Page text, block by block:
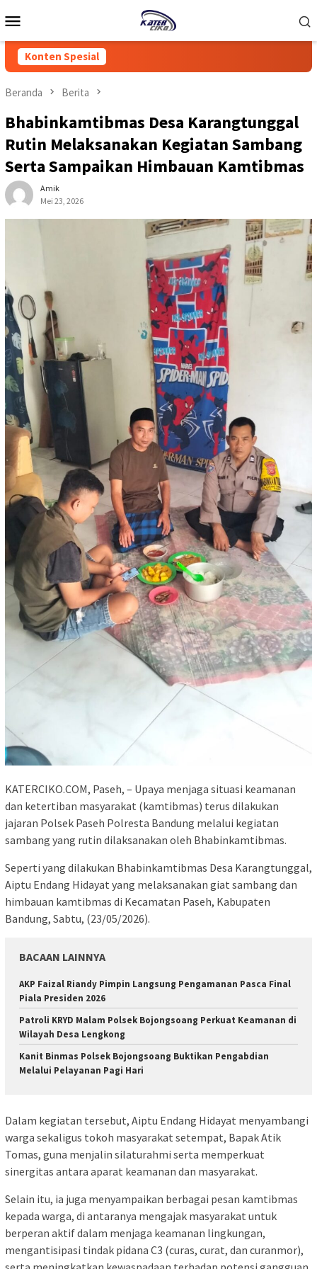
ke
Mobile
Konten Spesial
Beranda Berita
Bhabinkamtibmas Desa Karangtunggal
Rutin Melaksanakan Kegiatan Sambang
Serta Sampaikan Himbauan Kamtibmas
Amik
Mei 23, 2026
KATERCIKO.COM, Paseh, – Upaya menjaga situasi keamanan
dan ketertiban masyarakat (kamtibmas) terus dilakukan
jajaran Polsek Paseh Polresta Bandung melalui kegiatan
sambang yang rutin dilaksanakan oleh Bhabinkamtibmas.
Seperti yang dilakukan Bhabinkamtibmas Desa Karangtunggal,
Aiptu Endang Hidayat yang melaksanakan giat sambang dan
himbauan kamtibmas di Kecamatan Paseh, Kabupaten
Bandung, Sabtu, (23/05/2026).
BACAAN LAINNYA
AKP Faizal Riandy Pimpin Langsung Pengamanan Pasca Final
Piala Presiden 2026
Patroli KRYD Malam Polsek Bojongsoang Perkuat Keamanan di
Wilayah Desa Lengkong
Kanit Binmas Polsek Bojongsoang Buktikan Pengabdian
Melalui Pelayanan Pagi Hari
Dalam kegiatan tersebut, Aiptu Endang Hidayat menyambangi
warga sekaligus tokoh masyarakat setempat, Bapak Atik
Tomas, guna menjalin silaturahmi serta memperkuat
sinergitas antara aparat keamanan dan masyarakat.
Selain itu, ia juga menyampaikan berbagai pesan kamtibmas
kepada warga, di antaranya mengajak masyarakat untuk
berperan aktif dalam menjaga keamanan lingkungan,
mengantisipasi tindak pidana C3 (curas, curat, dan curanmor),